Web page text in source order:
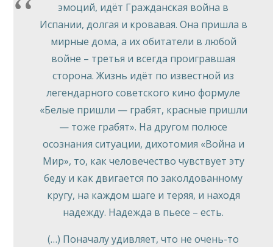
эмоций, идёт Гражданская война в
Испании, долгая и кровавая. Она пришла в
мирные дома, а их обитатели в любой
войне – третья и всегда проигравшая
сторона. Жизнь идёт по известной из
легендарного советского кино формуле
«Белые пришли — грабят, красные пришли
— тоже грабят». На другом полюсе
осознания ситуации, дихотомия «Война и
Мир», то, как человечество чувствует эту
беду и как двигается по заколдованному
кругу, на каждом шаге и теряя, и находя
надежду. Надежда в пьесе – есть.
(…) Поначалу удивляет, что не очень-то